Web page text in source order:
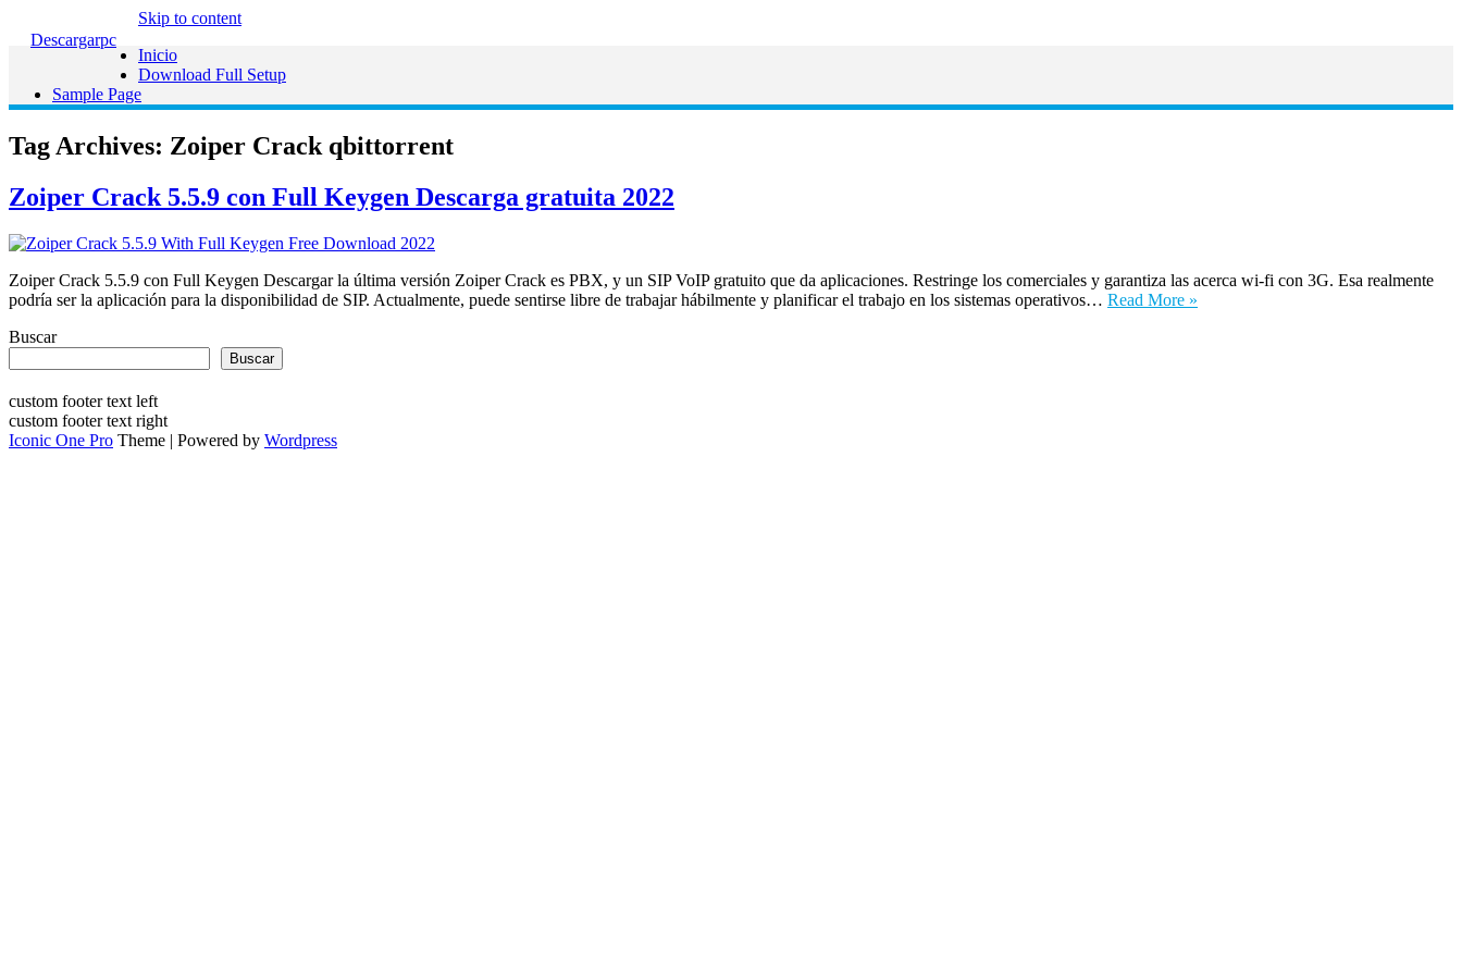
Descargarpc
Skip to content
Inicio
Download Full Setup
Sample Page
Tag Archives: Zoiper Crack qbittorrent
Zoiper Crack 5.5.9 con Full Keygen Descarga gratuita 2022
Zoiper Crack 5.5.9 con Full Keygen Descargar la última versión Zoiper Crack es PBX, y un SIP VoIP gratuito que da aplicaciones. Restringe los comerciales y garantiza las acerca wi-fi con 3G. Esa realmente
podría ser la aplicación para la disponibilidad de SIP. Actualmente, puede sentirse libre de trabajar hábilmente y planificar el trabajo en los sistemas operativos… Read More »
Buscar
Buscar
custom footer text left
custom footer text right
Iconic One Pro Theme | Powered by Wordpress